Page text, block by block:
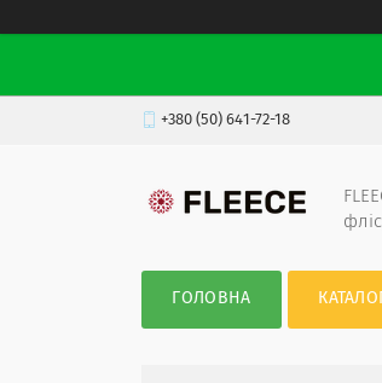
+380 (50) 641-72-18
ГОЛОВНА